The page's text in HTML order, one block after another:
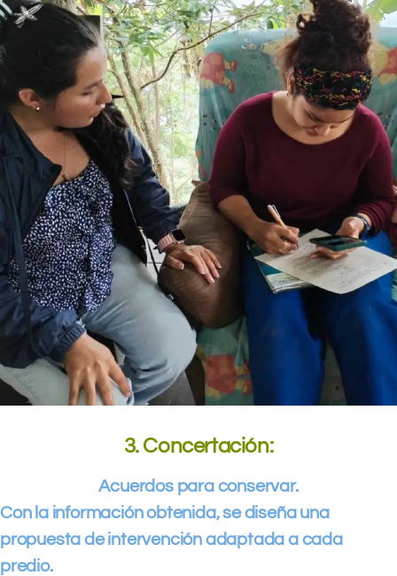
3. Concertación:
Acuerdos para conservar.
Con la información obtenida, se diseña una
propuesta de intervención adaptada a cada
predio.